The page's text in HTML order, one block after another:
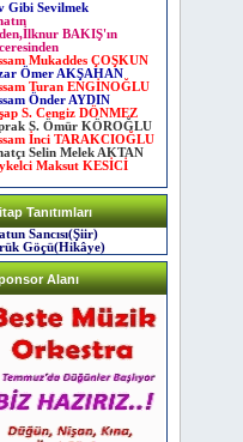
Gibi Sevilmek
BAKIŞ'ın
Mukaddes ÇOŞKUN
Ömer AKŞAHAN
Turan ENGİNOĞLU
Önder AYDIN
S. Cengiz DÖNMEZ
S. Ömür KÖROĞLU
İnci TARAKCIOĞLU
Selin Melek AKTAN
Maksut KESİCİ
Tanıtımları
Sancısı(Şiir)
Göçü(Hikâye)
Alanı